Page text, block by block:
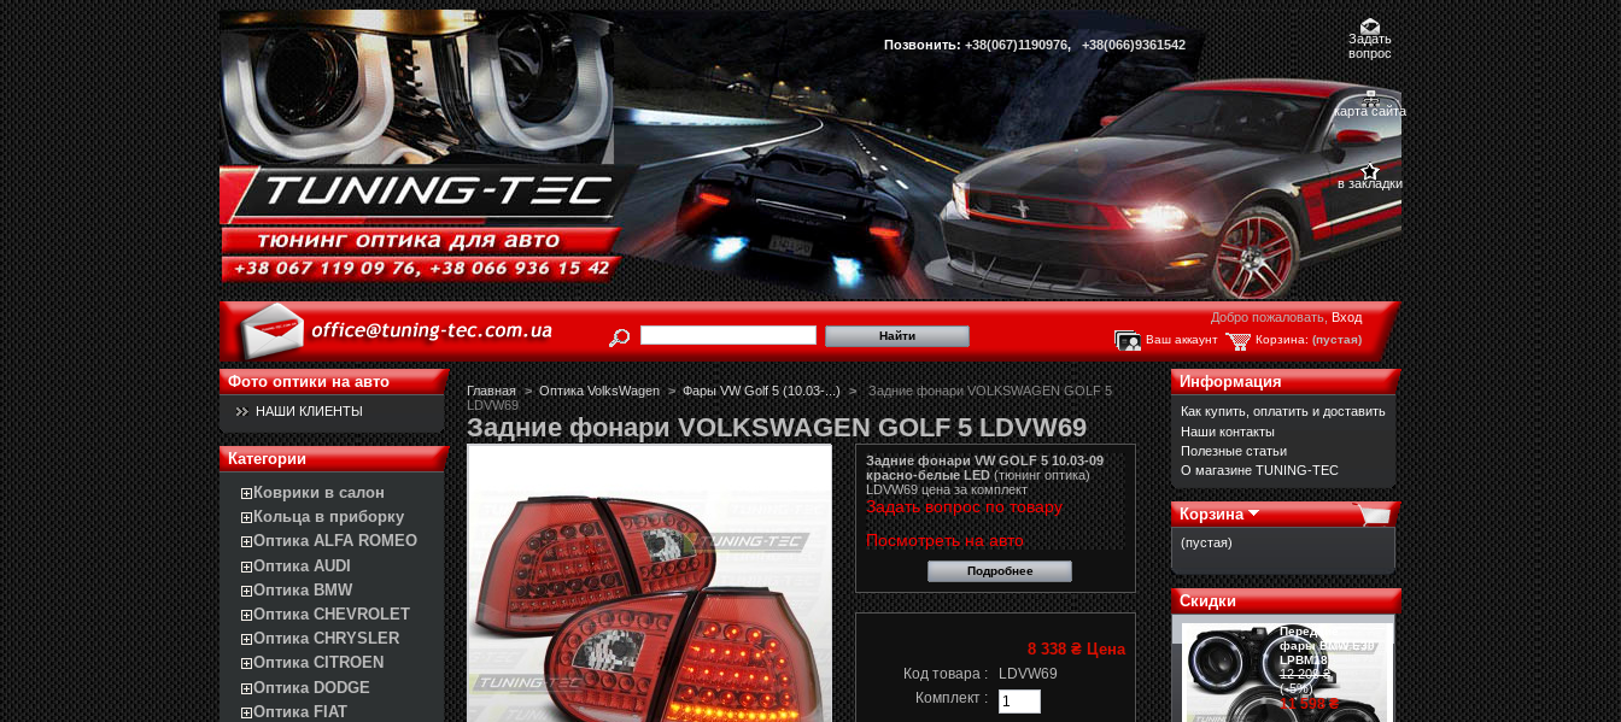
Позвонить: +38(067)1190976, +38(066)9361542
Задать
вопрос
карта сайта
в закладки
Добро пожаловать,Вход
Корзина: (пустая)
Ваш аккаунт
Фото оптики на авто
НАШИ КЛИЕНТЫ
Категории
Коврики в салон
Кольца в приборку
Оптика ALFA ROMEO
Оптика AUDI
Оптика BMW
Оптика CHEVROLET
Оптика CHRYSLER
Оптика CITROEN
Оптика DODGE
Оптика FIAT
Главная > Оптика VolksWagen > Фары VW Golf 5 (10.03-...) >
Задние фонари VOLKSWAGEN GOLF 5
LDVW69
Задние фонари VOLKSWAGEN GOLF 5 LDVW69
Задние фонари VW GOLF 5 10.03-09
красно-белые LED(тюнинг оптика)
LDVW69 цена за комплект
Задать вопрос по товару
Посмотреть на авто
Подробнее
8 338 ₴Цена
Код товара :
LDVW69
Комплект :
Информация
Как купить, оплатить и доставить
Наши контакты
Полезные статьи
О магазине TUNING-TEC
Корзина
(пустая)
Скидки
Передние
фары BMW E30
LPBM18
12 209 ₴
(-5%)
11 598 ₴